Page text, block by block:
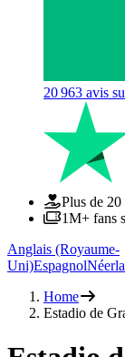
20 963 avis
Plus de 20
1M+ fans
Anglais (Royaume-
Uni)Espagnol
Home
Estadio de